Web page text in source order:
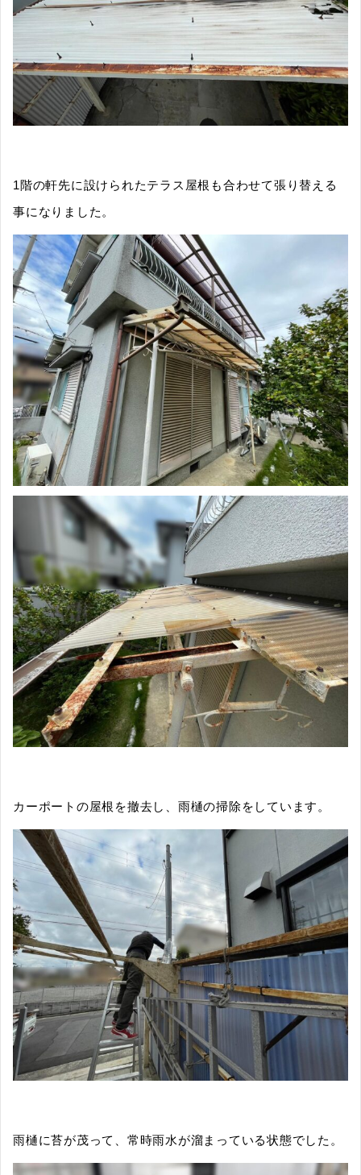
1階の軒先に設けられたテラス屋根も合わせて張り替える
事になりました。
カーポートの屋根を撤去し、雨樋の掃除をしています。
雨樋に苔が茂って、常時雨水が溜まっている状態でした。